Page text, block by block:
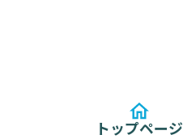
トップページ